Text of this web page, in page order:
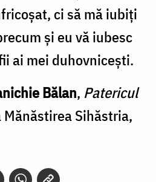
ci să mă iubiţi
şi eu vă iubesc
ai mei duhovniceşti.
Bălan, Patericul
Sihăstria,